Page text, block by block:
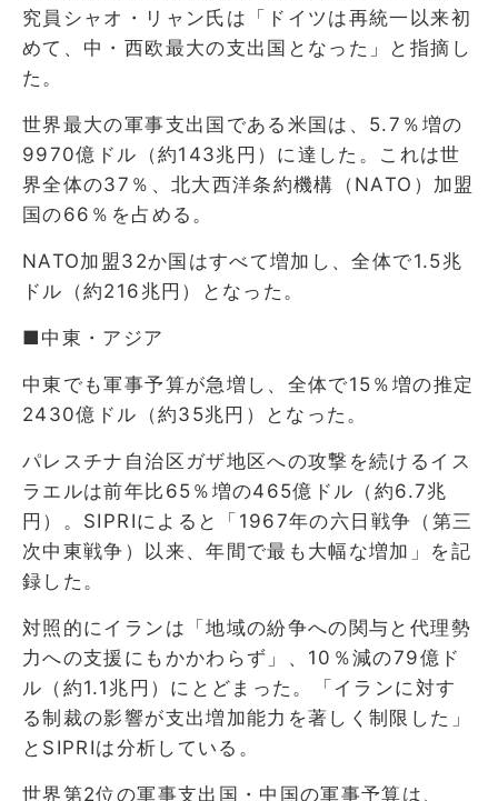
究員シャオ・リャン氏は「ドイツは再統一以来初
めて、中・西欧最大の支出国となった」と指摘し
た。
世界最大の軍事支出国である米国は、5.7％増の
9970億ドル（約143兆円）に達した。これは世
界全体の37％、北大西洋条約機構（NATO）加盟
国の66％を占める。
NATO加盟32か国はすべて増加し、全体で1.5兆
ドル（約216兆円）となった。
■中東・アジア
中東でも軍事予算が急増し、全体で15％増の推定
2430億ドル（約35兆円）となった。
パレスチナ自治区ガザ地区への攻撃を続けるイス
ラエルは前年比65％増の465億ドル（約6.7兆
円）。SIPRIによると「1967年の六日戦争（第三
次中東戦争）以来、年間で最も大幅な増加」を記
録した。
対照的にイランは「地域の紛争への関与と代理勢
力への支援にもかかわらず」、10％減の79億ド
ル（約1.1兆円）にとどまった。「イランに対す
る制裁の影響が支出増加能力を著しく制限した」
とSIPRIは分析している。
世界第2位の軍事支出国・中国の軍事予算は、